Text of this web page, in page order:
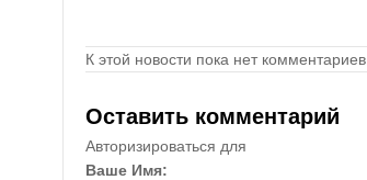
К этой новости пока нет комментариев.
Оставить комментарий
Авторизироваться для
Ваше Имя: